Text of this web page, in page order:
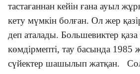
тастағаннан кейін ғана ауыл
кету мүмкін болған. Ол жер
деп аталады. Большевиктер
көмдірмепті, тау басында 1985
сүйектер шашылып жатқан.